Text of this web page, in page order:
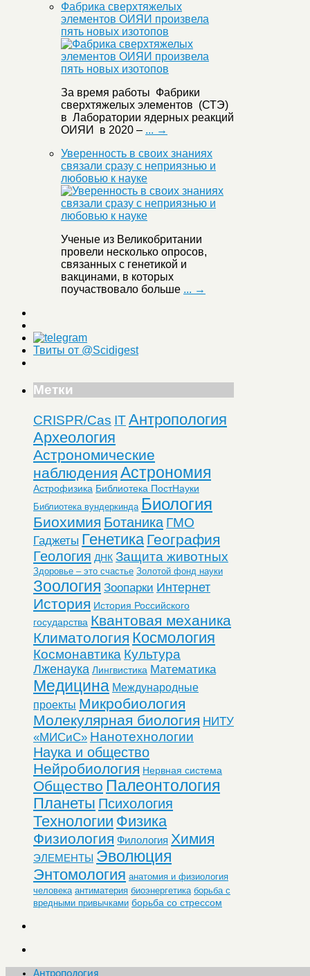
Фабрика сверхтяжелых
элементов ОИЯИ произвела
пять новых изотопов
За время работы Фабрики
сверхтяжелых элементов (СТЭ)
в Лаборатории ядерных реакций
ОИЯИ в 2020 – ... →
Уверенность в своих знаниях
связали сразу с неприязнью и
любовью к науке
Ученые из Великобритании
провели несколько опросов,
связанных с генетикой и
вакцинами, в которых
поучаствовало больше ... →
Твиты от @Scidigest
Метки
CRISPR/Cas ITАнтропология
Археология
Астрономические
наблюдения Астрономия
Астрофизика Библиотека ПостНауки
Библиотека вундеркинда Биология
Биохимия Ботаника ГМО
Гаджеты Генетика География
Геология ДНК Защита животных
Здоровье – это счастье Золотой фонд науки
Зоология Зоопарки Интернет
История История Российского
государства Квантовая механика
Климатология Космология
Космонавтика Культура
Лженаука Лингвистика Математика
Медицина Международные
проекты Микробиология
Молекулярная биология НИТУ
«МИСиС» Нанотехнологии
Наука и общество
Нейробиология Нервная система
Общество Палеонтология
Планеты Психология
Технологии Физика
Физиология Филология Химия
ЭЛЕМЕНТЫ Эволюция
Энтомология анатомия и физиология
человека антиматерия биоэнергетика борьба с
вредными привычками борьба со стрессом
Антропология